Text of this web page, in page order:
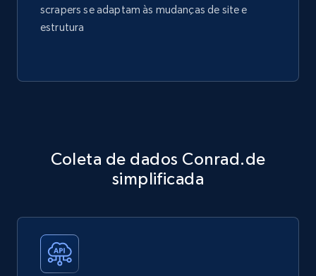
scrapers se adaptam às mudanças de site e
estrutura
Coleta de dados Conrad.de
simplificada